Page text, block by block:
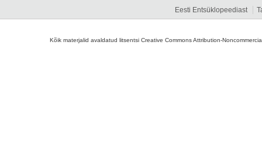
Eesti Entsüklopeediast
Kõik materjalid avaldatud litsentsi Creative Commons Attribution-